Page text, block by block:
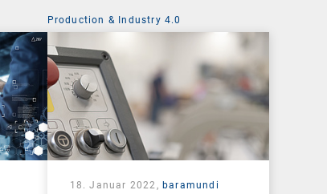
Production & Industry 4.0
18. Januar 2022, baramundi